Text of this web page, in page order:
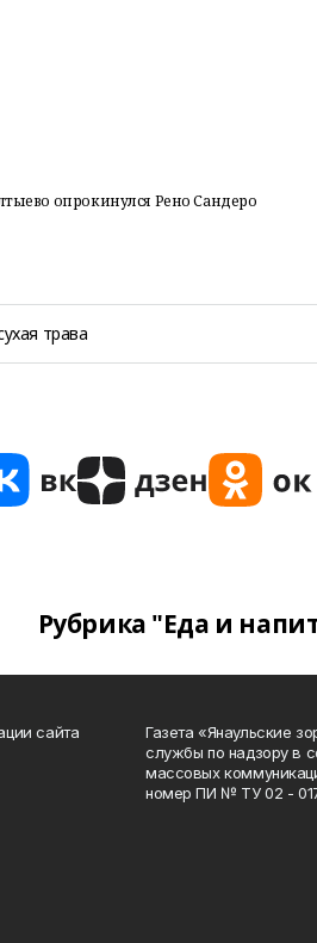
опрокинулся Рено Сандеро
трава
Рубрика "Еда и
сайта
Газета «Янаульские
службы по надзору в
массовых
номер ПИ № ТУ 02 -